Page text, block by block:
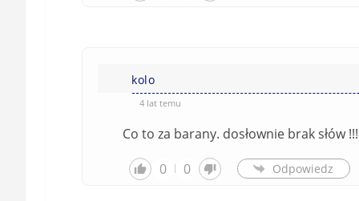
kolo
4 lat temu
Co to za barany. dosłownie brak słów
0
0 Odpowiedz